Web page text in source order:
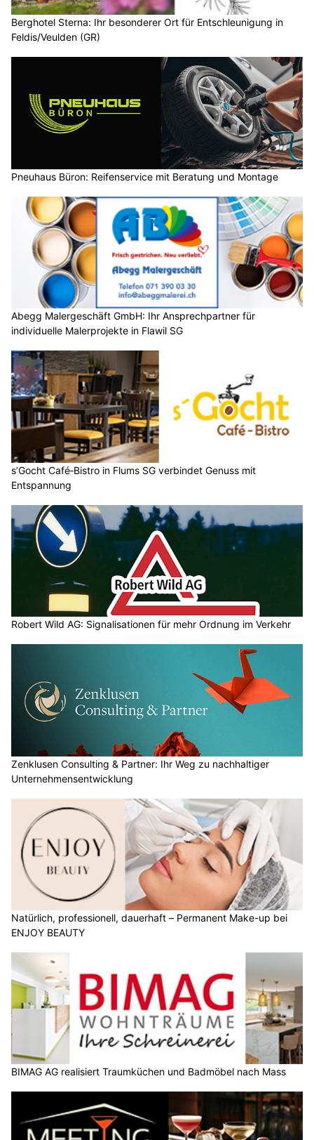
Berghotel Sterna: Ihr besonderer Ort für Entschleunigung in
Feldis/Veulden (GR)
Pneuhaus Büron: Reifenservice mit Beratung und Montage
Abegg Malergeschäft GmbH: Ihr Ansprechpartner für
individuelle Malerprojekte in Flawil SG
s’Gocht Café‑Bistro in Flums SG verbindet Genuss mit
Entspannung
Robert Wild AG: Signalisationen für mehr Ordnung im Verkehr
Zenklusen Consulting & Partner: Ihr Weg zu nachhaltiger
Unternehmensentwicklung
Natürlich, professionell, dauerhaft – Permanent Make-up bei
ENJOY BEAUTY
BIMAG AG realisiert Traumküchen und Badmöbel nach Mass